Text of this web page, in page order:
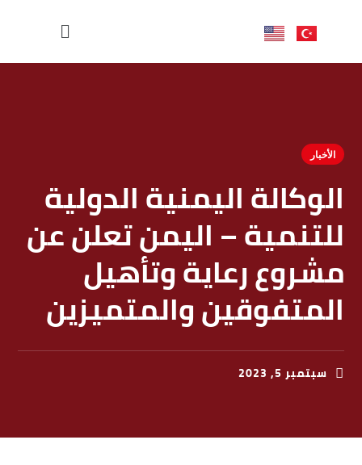
الأخبار
الوكالة اليمنية الدولية
للتنمية – اليمن تعلن عن
مشروع رعاية وتأهيل
المتفوقين والمتميزين
سبتمبر 5, 2023